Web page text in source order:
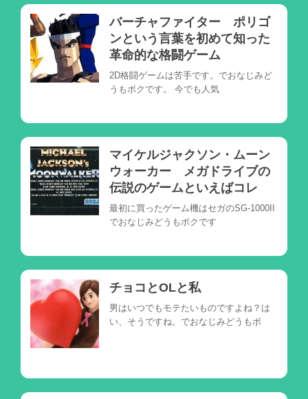
バーチャファイター ポリゴ
ンという言葉を初めて知った
革命的な格闘ゲーム
2D格闘ゲームは苦手です。でおなじみど
うもボクです。 今でも人気
マイケルジャクソン・ムーン
ウォーカー メガドライブの
伝説のゲームといえばコレ
最初に買ったゲーム機はセガのSG-1000II
でおなじみどうもボクです
チョコとOLと私
男はいつでもモテたいものですよね？は
い、そうですね。でおなじみどうもボ